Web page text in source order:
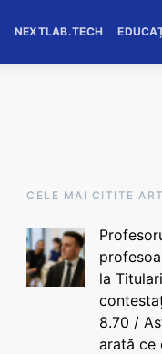
NEXTLAB.TECH
CELE MAI CITITE
la
8.70 /
arată ce